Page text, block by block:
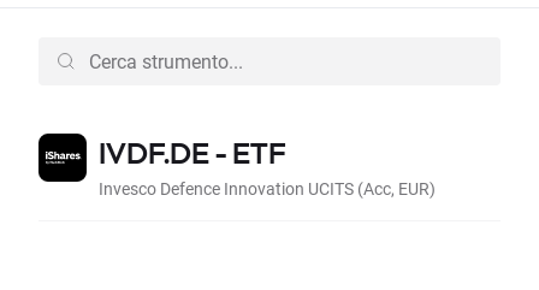
IVDF.DE - ETF
Invesco Defence Innovation UCITS (Acc, EUR)